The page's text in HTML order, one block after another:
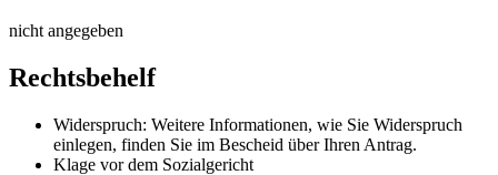
nicht angegeben
Rechtsbehelf
Widerspruch: Weitere Informationen, wie Sie Widerspruch
einlegen, finden Sie im Bescheid über Ihren Antrag.
Klage vor dem Sozialgericht